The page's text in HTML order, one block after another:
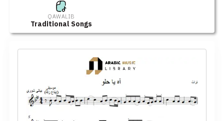
QAWALIB
Traditional Songs